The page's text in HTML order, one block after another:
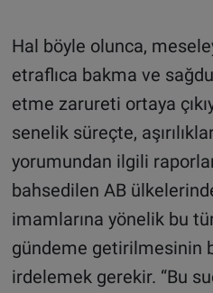
Hal böyle olunca,
etraflıca bakma ve
etme zarureti ortaya
senelik süreçte,
yorumundan ilgili
bahsedilen AB
imamlarına yönelik bu
gündeme getirilmesinin
irdelemek gerekir. “Bu